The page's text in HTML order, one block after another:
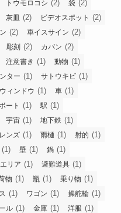
トウモロコシ (2) 袋 (2)
灰皿 (2) ビデオスポット (2)
(2) 車イスサイン (2)
彫刻 (2) カバン (2)
注意書き (1) 動物 (1)
ター (1) サトウキビ (1)
ィンドウ (1) 車 (1)
ート (1) 駅 (1)
宇宙 (1) 地下鉄 (1)
レンズ (1) 雨樋 (1) 射的 (1)
(1) 壁 (1) 鍋 (1)
リア (1) 避難道具 (1)
物 (1) 瓶 (1) 乗り物 (1)
(1) ワゴン (1) 操舵輪 (1)
ル (1) 金庫 (1) 洋服 (1)